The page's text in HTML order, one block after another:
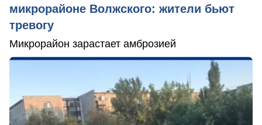
микрорайоне Волжского: жители бьют
тревогу
Микрорайон зарастает амброзией